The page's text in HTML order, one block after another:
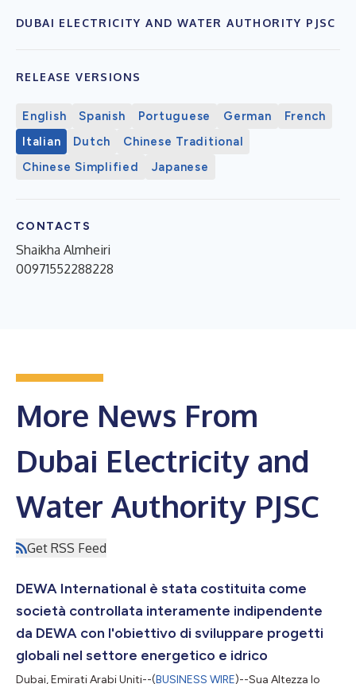
DUBAI ELECTRICITY AND WATER AUTHORITY PJSC
RELEASE VERSIONS
English Spanish Portuguese German
French
Italian
Dutch
Chinese Traditional
Chinese Simplified
Japanese
CONTACTS
Shaikha Almheiri
00971552288228
More News From
Dubai Electricity and
Water Authority PJSC
Get RSS Feed
DEWA International è stata costituita come
società controllata interamente indipendente
da DEWA con l'obiettivo di sviluppare progetti
globali nel settore energetico e idrico
Dubai, Emirati Arabi Uniti--(BUSINESS WIRE)--Sua Altezza lo